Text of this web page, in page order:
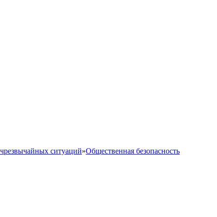
ситуаций»Общественная безопасность